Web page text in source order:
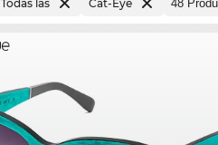
Todas las Cat-Eye